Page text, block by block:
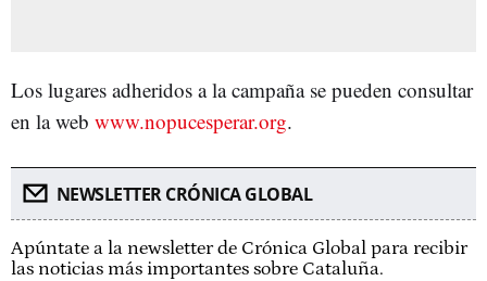
Los lugares adheridos a la campaña se pueden consultar
en la web www.nopucesperar.org.
NEWSLETTER CRÓNICA GLOBAL
Apúntate a la newsletter de Crónica Global para recibir
las noticias más importantes sobre Cataluña.